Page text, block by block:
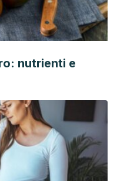
nutrienti e